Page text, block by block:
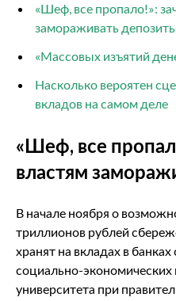
«Шеф, все пропало!»:
замораживать
«Массовых изъятий
Насколько вероятен
вкладов на самом деле
«Шеф, все
властям
В начале ноября о
триллионов рублей
хранят на вкладах в
социально-
университета при